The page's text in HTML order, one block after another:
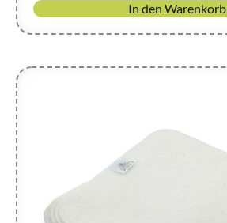
In den Warenkorb